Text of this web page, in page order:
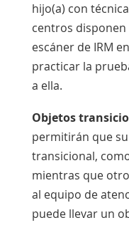
hijo(a) con
centros
escáner de IRM
practicar la
a ella.
Objetos
permitirán que
transicional,
mientras que
al equipo de
puede llevar un